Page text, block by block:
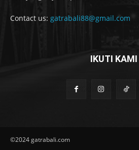
Contact us: gatrabali88@gmail.com
IKUTI KAMI
©2024 gatrabali.com